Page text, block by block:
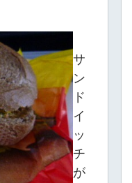
サ
ン
ド
イ
ッ
チ
が